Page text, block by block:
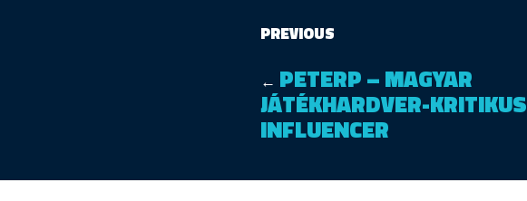
PREVIOUS
← PETERP – MAGYAR
JÁTÉKHARDVER-KRITIKUS
INFLUENCER